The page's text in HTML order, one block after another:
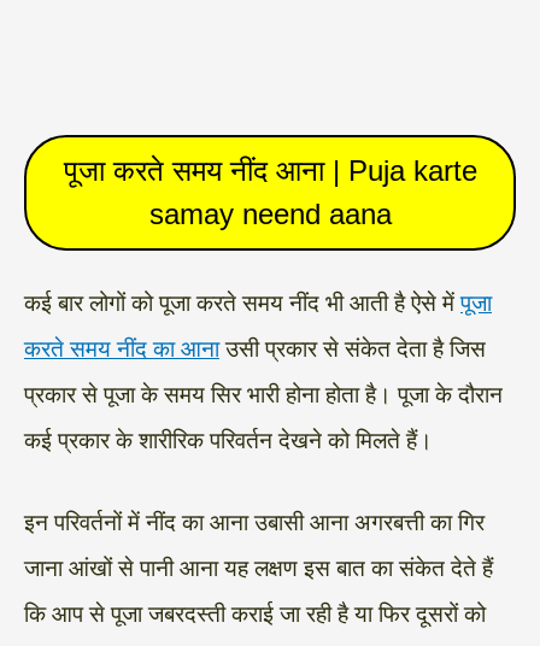
पूजा करते समय नींद आना | Puja karte
samay neend aana
कई बार लोगों को पूजा करते समय नींद भी आती है ऐसे मेंपूजा
करते समय नींद का आनाउसी प्रकार से संकेत देता है जिस
प्रकार से पूजा के समय सिर भारी होना होता है। पूजा के दौरान
कई प्रकार के शारीरिक परिवर्तन देखने को मिलते हैं।
इन परिवर्तनों में नींद का आना उबासी आना अगरबत्ती का गिर
जाना आंखों से पानी आना यह लक्षण इस बात का संकेत देते हैं
कि आप से पूजा जबरदस्ती कराई जा रही है या फिर दूसरों को